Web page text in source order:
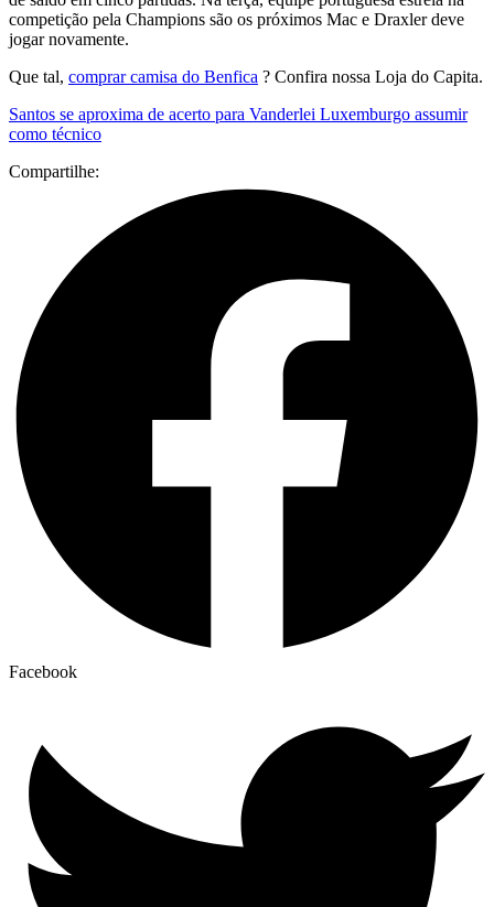
competição pela Champions são os próximos Mac e Draxler deve
jogar novamente.
Que tal, comprar camisa do Benfica ? Confira nossa Loja do Capita.
Santos se aproxima de acerto para Vanderlei Luxemburgo assumir
como técnico
Compartilhe:
Facebook